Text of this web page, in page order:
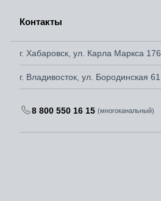
Контакты
г. Хабаровск, ул. Карла Маркса 176
г. Владивосток, ул. Бородинская 61
8 800 550 16 15 (многоканальный)